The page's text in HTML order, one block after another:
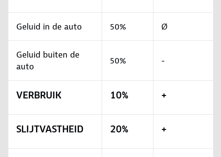
Geluid in de auto 50% Ø
Geluid buiten de
auto
50% -
VERBRUIK 10% +
SLIJTVASTHEID 20% +